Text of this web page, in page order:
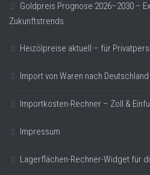
Goldpreis Prognose 2026–2030 –
Zukunftstrends
Heizölpreise aktuell – für
Import von Waren nach
Importkosten-Rechner – Zoll &
Impressum
Lagerflächen-Rechner-Widget für